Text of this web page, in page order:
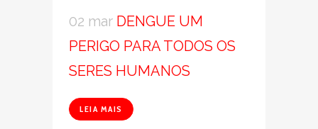
02 mar DENGUE UM
PERIGO PARA TODOS OS
SERES HUMANOS
LEIA MAIS